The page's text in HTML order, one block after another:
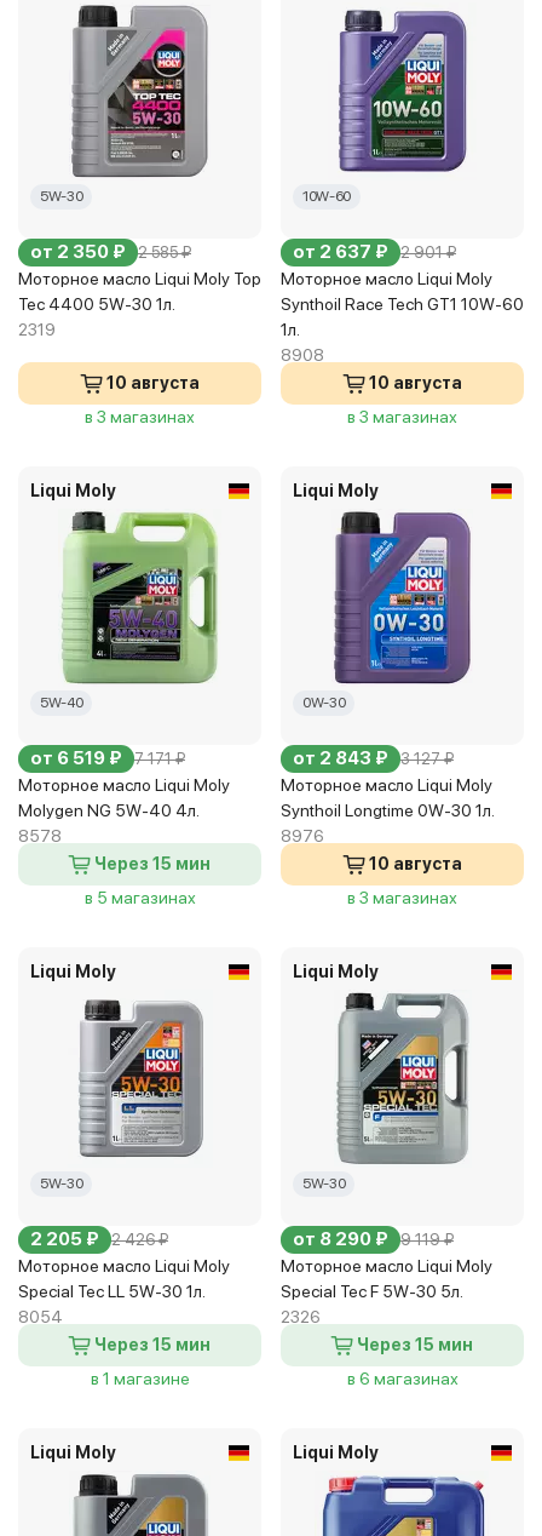
5W-30
от 2 350 ₽ 2 585 ₽
Моторное масло Liqui Moly Top
Tec 4400 5W-30 1л.
2319
10 августа
в 3 магазинах
10W-60
от 2 637 ₽ 2 901 ₽
Моторное масло Liqui Moly
Synthoil Race Tech GT1 10W-60
1л.
8908
10 августа
в 3 магазинах
Liqui Moly
5W-40
от 6 519 ₽ 7 171 ₽
Моторное масло Liqui Moly
Molygen NG 5W-40 4л.
8578
Через 15 мин
в 5 магазинах
Liqui Moly
0W-30
от 2 843 ₽ 3 127 ₽
Моторное масло Liqui Moly
Synthoil Longtime 0W-30 1л.
8976
10 августа
в 3 магазинах
Liqui Moly
5W-30
2 205 ₽ 2 426 ₽
Моторное масло Liqui Moly
Special Tec LL 5W-30 1л.
8054
Через 15 мин
в 1 магазине
Liqui Moly
5W-30
от 8 290 ₽ 9 119 ₽
Моторное масло Liqui Moly
Special Tec F 5W-30 5л.
2326
Через 15 мин
в 6 магазинах
Liqui Moly Liqui Moly